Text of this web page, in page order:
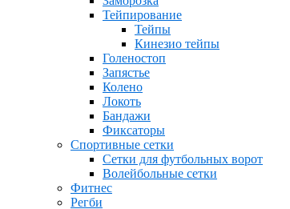
Тейпирование
Тейпы
Кинезио тейпы
Голеностоп
Запястье
Колено
Локоть
Бандажи
Фиксаторы
Спортивные сетки
Сетки для футбольных ворот
Волейбольные сетки
Фитнес
Регби